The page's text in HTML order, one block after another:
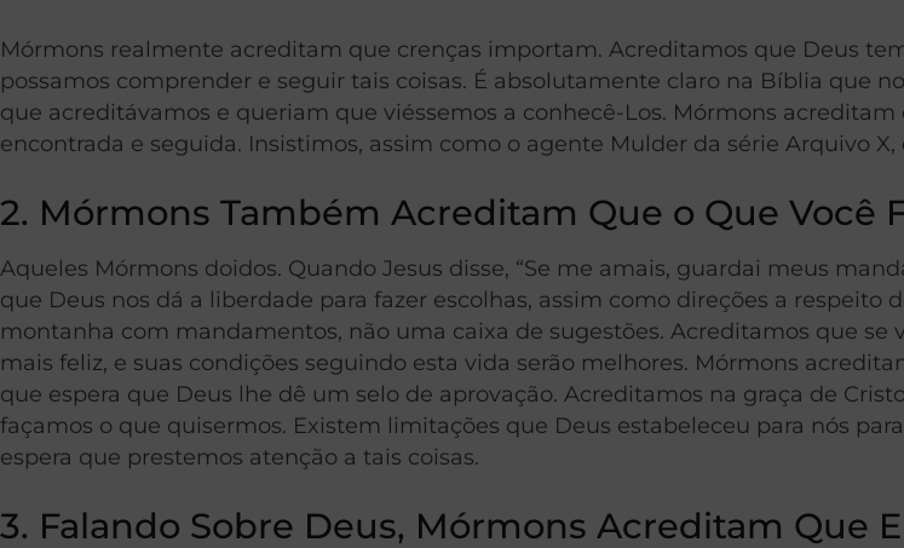
Mórmons realmente acreditam que crenças importam. Acreditamos que Deus
possamos comprender e seguir tais coisas. É absolutamente claro na Bíblia que
que acreditávamos e queriam que viéssemos a conhecê-Los. Mórmons
encontrada e seguida. Insistimos, assim como o agente Mulder da série Arquivo X,
2. Mórmons Também Acreditam Que o Que Você
Aqueles Mórmons doidos. Quando Jesus disse, “Se me amais, guardai meus
que Deus nos dá a liberdade para fazer escolhas, assim como direções a
montanha com mandamentos, não uma caixa de sugestões. Acreditamos que se
mais feliz, e suas condições seguindo esta vida serão melhores. Mórmons
que espera que Deus lhe dê um selo de aprovação. Acreditamos na graça de
façamos o que quisermos. Existem limitações que Deus estabeleceu para nós
espera que prestemos atenção a tais coisas.
3. Falando Sobre Deus, Mórmons Acreditam Que